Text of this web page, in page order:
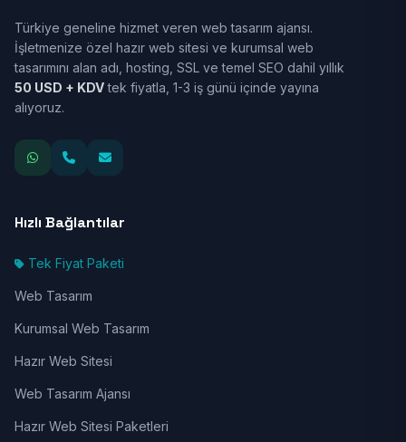
Türkiye geneline hizmet veren web tasarım ajansı.
İşletmenize özel hazır web sitesi ve kurumsal web
tasarımını alan adı, hosting, SSL ve temel SEO dahil yıllık
50 USD + KDVtek fiyatla, 1-3 iş günü içinde yayına
alıyoruz.
Hızlı Bağlantılar
Tek Fiyat Paketi
Web Tasarım
Kurumsal Web Tasarım
Hazır Web Sitesi
Web Tasarım Ajansı
Hazır Web Sitesi Paketleri